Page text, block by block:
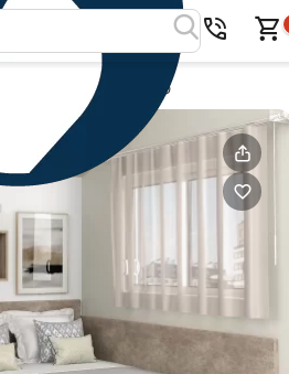
colt cu sertar frontal AMBRO